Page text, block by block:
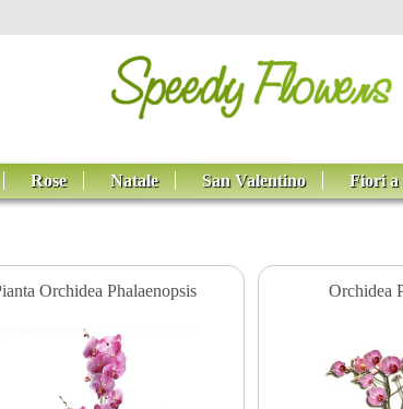
Rose Natale San Valentino Fiori a
Orchidea Phalaenopsis Orchidea